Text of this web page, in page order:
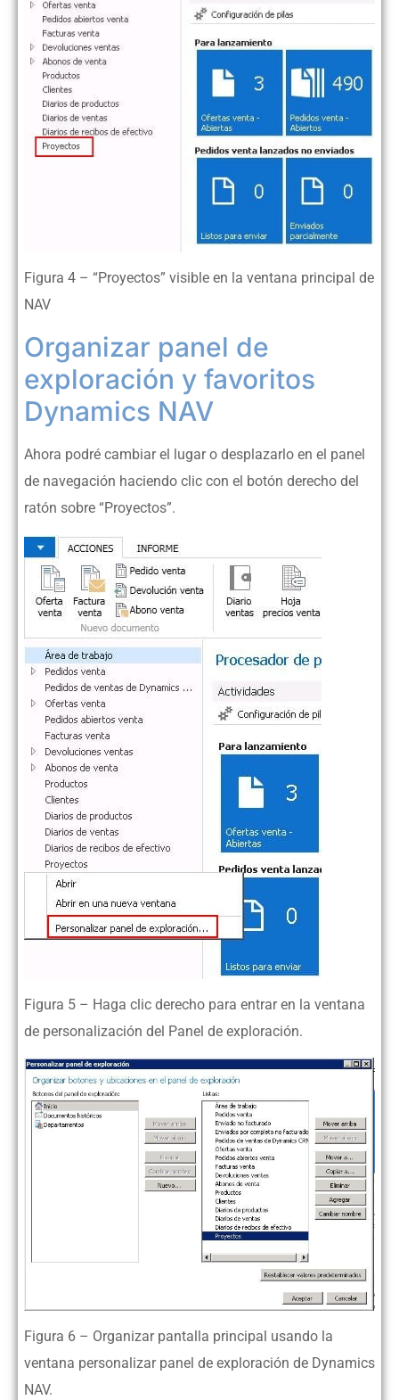
Figura 4 – “Proyectos” visible en la ventana principal de
NAV
Organizar panel de
exploración y favoritos
Dynamics NAV
Ahora podré cambiar el lugar o desplazarlo en el panel
de navegación haciendo clic con el botón derecho del
ratón sobre “Proyectos”.
Figura 5 – Haga clic derecho para entrar en la ventana
de personalización del Panel de exploración.
Figura 6 – Organizar pantalla principal usando la
ventana personalizar panel de exploración de Dynamics
NAV.